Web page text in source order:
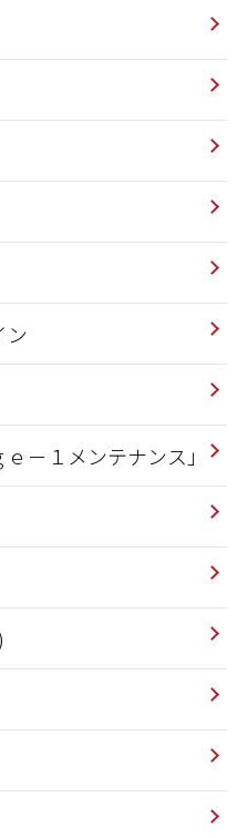
ン
－１メンテナンス」